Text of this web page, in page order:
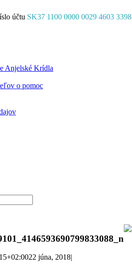
účtu SK37 1100 0000 0029 4603 3398
Anjelské Krídla
o pomoc
22 júna, 2018|